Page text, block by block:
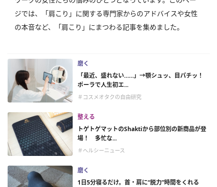
ジでは、「肩こり」に関する専門家からのアドバイスや女性
の本音など、「肩こり」にまつわる記事を集めました。
磨く
「最近、盛れない……」→顎シュッ、目パチッ！
ポーラで人生初エ...
＃コスメオタクの自由研究
整える
トゲトゲマットのShaktiから部位別の新商品が登
場！ 多忙な...
＃ヘルシーニュース
磨く
1日5分寝るだけ。首・肩に“脱力”時間をくれる